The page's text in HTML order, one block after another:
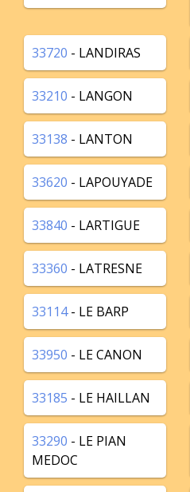
33720 - LANDIRAS
33210 - LANGON
33138 - LANTON
33620 - LAPOUYADE
33840 - LARTIGUE
33360 - LATRESNE
33114- LE BARP
33950 - LE CANON
33185 - LE HAILLAN
33290 - LE PIAN
MEDOC